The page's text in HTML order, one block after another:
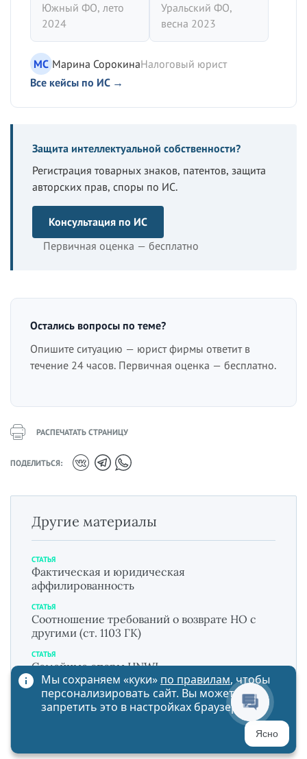
Южный ФО, лето
2024
Уральский ФО,
весна 2023
МС Марина СорокинаНалоговый юрист
Все кейсы по ИС →
Защита интеллектуальной собственности?
Регистрация товарных знаков, патентов, защита
авторских прав, споры по ИС.
Консультация по ИС
Первичная оценка — бесплатно
Остались вопросы по теме?
Опишите ситуацию — юрист фирмы ответит в
течение 24 часов. Первичная оценка — бесплатно.
РАСПЕЧАТАТЬ СТРАНИЦУ
ПОДЕЛИТЬСЯ:
Другие материалы
СТАТЬЯ
Фактическая и юридическая
аффилированность
СТАТЬЯ
Соотношение требований о возврате НО с
другими (ст. 1103 ГК)
СТАТЬЯ
Семейные споры HNWI
СТАТЬЯ
Заявка на товарный знак: образец и
инструкция
Мы сохраняем «куки» по правилам, чтобы
персонализировать сайт. Вы можете
запретить это в настройках браузера
Ясно